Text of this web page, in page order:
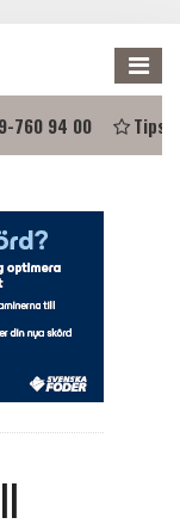
760 94 00 Tipsa